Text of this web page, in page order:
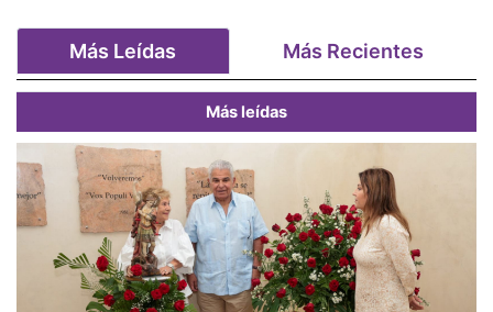
Más Leídas Más Recientes
Más leídas